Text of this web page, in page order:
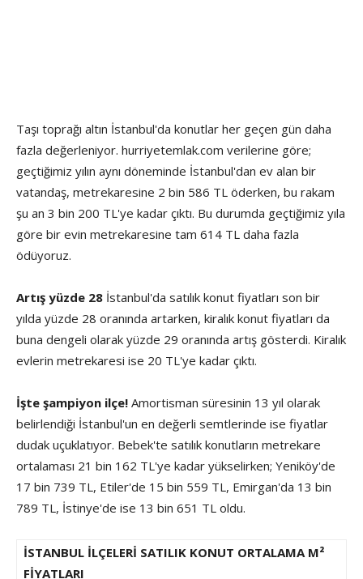
Taşı toprağı altın İstanbul'da konutlar her geçen gün daha
fazla değerleniyor. hurriyetemlak.com verilerine göre;
geçtiğimiz yılın aynı döneminde İstanbul'dan ev alan bir
vatandaş, metrekaresine 2 bin 586 TL öderken, bu rakam
şu an 3 bin 200 TL'ye kadar çıktı. Bu durumda geçtiğimiz yıla
göre bir evin metrekaresine tam 614 TL daha fazla
ödüyoruz.
Artış yüzde 28 İstanbul'da satılık konut fiyatları son bir
yılda yüzde 28 oranında artarken, kiralık konut fiyatları da
buna dengeli olarak yüzde 29 oranında artış gösterdi. Kiralık
evlerin metrekaresi ise 20 TL'ye kadar çıktı.
İşte şampiyon ilçe! Amortisman süresinin 13 yıl olarak
belirlendiği İstanbul'un en değerli semtlerinde ise fiyatlar
dudak uçuklatıyor. Bebek'te satılık konutların metrekare
ortalaması 21 bin 162 TL'ye kadar yükselirken; Yeniköy'de
17 bin 739 TL, Etiler'de 15 bin 559 TL, Emirgan'da 13 bin
789 TL, İstinye'de ise 13 bin 651 TL oldu.
İSTANBUL İLÇELERİ SATILIK KONUT ORTALAMA M²
FİYATLARI